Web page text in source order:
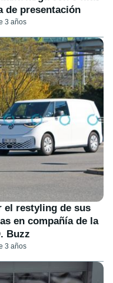
de presentación
3 años
el restyling de sus
en compañía de la
Buzz
3 años